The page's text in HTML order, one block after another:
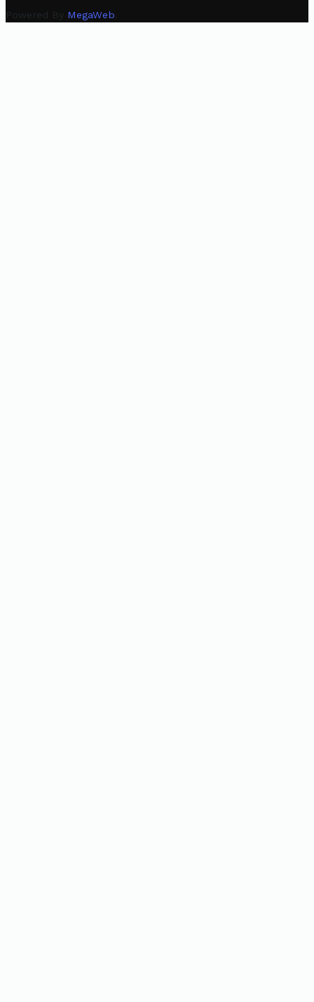
Powered By MegaWeb